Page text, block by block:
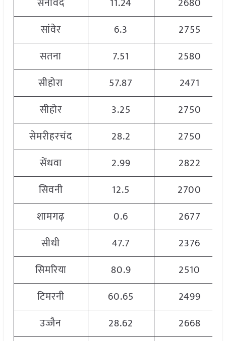
सांवेर
6.3
2755
सतना
7.51
2580
सीहोरा
57.87
2471
सीहोर
3.25
2750
सेमरीहरचंद
28.2
2750
सेंधवा
2.99
2822
सिवनी
12.5
2700
शामगढ़
0.6
2677
सीधी
47.7
2376
सिमरिया
80.9
2510
टिमरनी
60.65
2499
उज्जैन
28.62
2668